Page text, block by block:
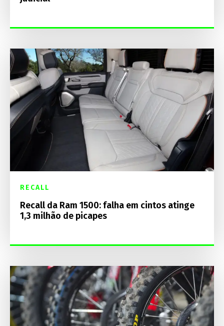
RECALL
Recall da Ram 1500: falha em cintos atinge
1,3 milhão de picapes